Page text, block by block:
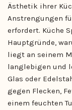
Ästhetik ihrer
Anstrengungen
erfordert. Küche
Hauptgründe,
liegt an seinem
langlebigen und
Glas oder
gegen Flecken,
einem feuchten